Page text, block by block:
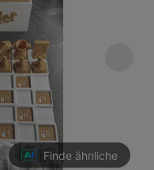
Finde ähnliche